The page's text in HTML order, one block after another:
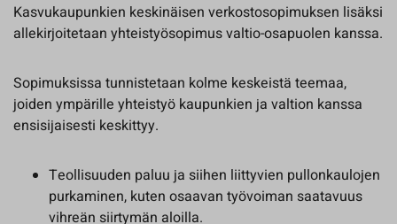
Kasvukaupunkien keskinäisen verkostosopimuksen lisäksi
allekirjoitetaan yhteistyösopimus valtio-osapuolen kanssa.
Sopimuksissa tunnistetaan kolme keskeistä teemaa,
joiden ympärille yhteistyö kaupunkien ja valtion kanssa
ensisijaisesti keskittyy.
Teollisuuden paluu ja siihen liittyvien pullonkaulojen
purkaminen, kuten osaavan työvoiman saatavuus
vihreän siirtymän aloilla.